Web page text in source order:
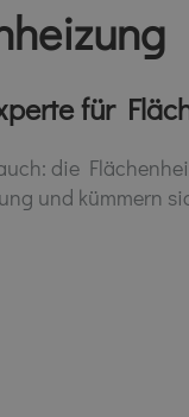
für
die
und kümmern